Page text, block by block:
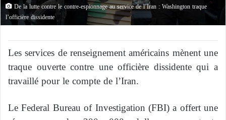
De la lutte contre le contre-espionnage au service de l’Iran : Washington traque
l’officière dissidente
Les services de renseignement américains mènent une
traque ouverte contre une officière dissidente qui a
travaillé pour le compte de l’Iran.
Le Federal Bureau of Investigation (FBI) a offert une